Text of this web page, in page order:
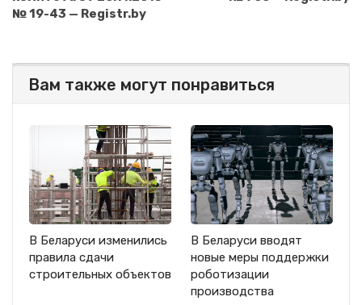
№ 19-43 — Registr.by
Вам также могут понравиться
В Беларуси изменились
правила сдачи
строительных объектов
В Беларуси вводят
новые меры поддержки
роботизации
производства